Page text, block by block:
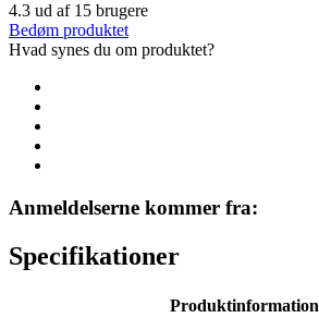
4.3 ud af 15 brugere
Bedøm produktet
Hvad synes du om produktet?
Anmeldelserne kommer fra:
Specifikationer
Produktinformation